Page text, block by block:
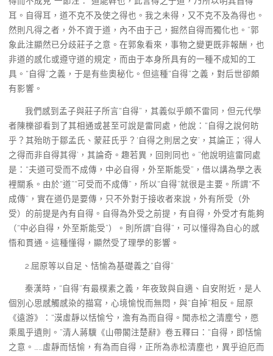
耳。自得耳，道不克不及使之得也。我之未得，又不克不及為得也。
然則凡得之者，外不資于道，內不由于己，掘然自得而獨化也。”郭
象此注顯然已分歧莊子之意。在郭象看來，事物之變更既非報酬，也
非道的感化或遵守道的規定，而由于本身所具有的一種不成知的工
具。“自得”之義，于是有些奧秘化。但這種“自得”之義，對后世卻頗
有影響。
我們感到孟子與莊子所言“自得”，其義似乎頗不雷同，但元代學
者陳櫟卻看到了其相通或甚至可說是雷同處，他說：“自得之說何昉
乎？其殆昉于鄒孟氏、蒙莊氏乎？‘自得之則居之安’，其論正；‘得人
之得而非自得其得’，其論奇。趣若異，回則同也。”他說明這雷同處
是：“夫道可受而不成傳，中必自得，外至斯能受”，借以講為學之表
裡關系。由於“道”“可受而不成傳”，所以“自得”就很是主要。所謂“不
成傳”，實在道仍是要傳，只不外對于接收者來說，外有所受（外
受）的前提是內有自得。自得為外受之前提，有自得，外受才有能夠
（“中必自得，外至斯能受”）。則所謂“自得”，可以懂得為自心的感
悟和貫通。這種懂得，顯然受了理學的影響。
2.屈原等以自足、恬愉為基礎義之“自得”
秦漢時，“自得”有最樸素之義，年夜致與自適、自安附近，是人
個別心思感觸感染的描寫，心境愉悅而無悶，與“自掉”相反。屈原
《遠游》：“漠虛靜以恬愉兮，澹有為而自得。聞赤松之清塵兮，愿
乘風乎遺則。”清人蔣驥《山帶閣注楚辭》卷五釋曰：“自得，即恬愉
之意。……虛靜而恬愉，有為而自得，正所為赤松清塵也，異乎迫厄而